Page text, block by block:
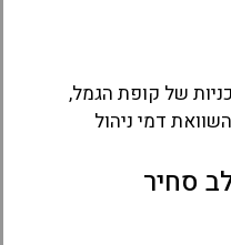
של קופת הגמל,
דמי ניהול
סחיר